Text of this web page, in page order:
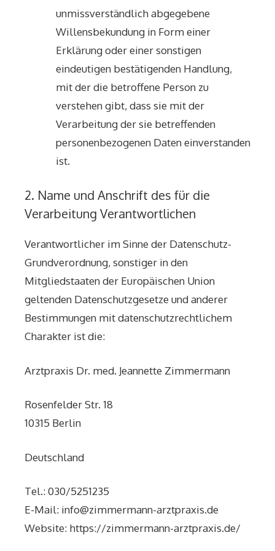
unmissverständlich abgegebene
Willensbekundung in Form einer
Erklärung oder einer sonstigen
eindeutigen bestätigenden Handlung,
mit der die betroffene Person zu
verstehen gibt, dass sie mit der
Verarbeitung der sie betreffenden
personenbezogenen Daten einverstanden
ist.
2. Name und Anschrift des für die
Verarbeitung Verantwortlichen
Verantwortlicher im Sinne der Datenschutz-
Grundverordnung, sonstiger in den
Mitgliedstaaten der Europäischen Union
geltenden Datenschutzgesetze und anderer
Bestimmungen mit datenschutzrechtlichem
Charakter ist die:
Arztpraxis Dr. med. Jeannette Zimmermann
Rosenfelder Str. 18
10315 Berlin
Deutschland
Tel.: 030/5251235
E-Mail: info@zimmermann-arztpraxis.de
Website: https://zimmermann-arztpraxis.de/